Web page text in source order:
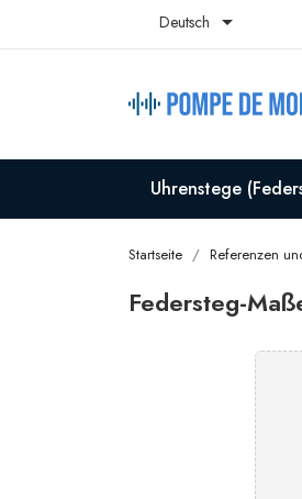
Deutsch 
Uhrenstege
Startseite Referenzen
Federsteg-